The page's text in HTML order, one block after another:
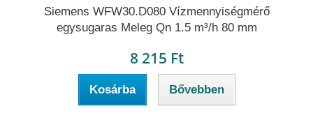
Siemens WFW30.D080 Vízmennyiségmérő
egysugaras Meleg Qn 1.5 m³/h 80 mm
8 215 Ft
Kosárba Bővebben